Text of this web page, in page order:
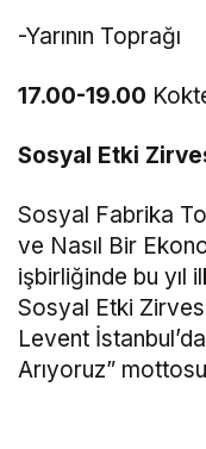
-Yarının Toprağı
17.00-19.00
Sosyal Etki
Sosyal Fabrika
ve Nasıl Bir
işbirliğinde bu yıl
Sosyal Etki
Levent
Arıyoruz”